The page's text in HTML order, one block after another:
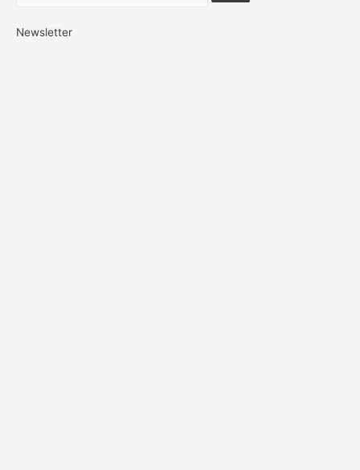
Newsletter